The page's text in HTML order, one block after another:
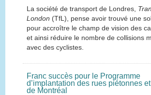
La société de transport de Londres,
London (TfL), pense avoir trouvé une
pour accroître le champ de vision des
et ainsi réduire le nombre de collisions
avec des cyclistes.
Franc succès pour le Programme
d’implantation des rues piétonnes
de Montréal